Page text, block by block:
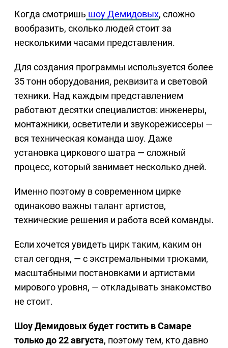
Когда смотришь шоу Демидовых, сложно
вообразить, сколько людей стоит за
несколькими часами представления.
Для создания программы используется более
35 тонн оборудования, реквизита и световой
техники. Над каждым представлением
работают десятки специалистов: инженеры,
монтажники, осветители и звукорежиссеры —
вся техническая команда шоу. Даже
установка циркового шатра — сложный
процесс, который занимает несколько дней.
Именно поэтому в современном цирке
одинаково важны талант артистов,
технические решения и работа всей команды.
Если хочется увидеть цирк таким, каким он
стал сегодня, — с экстремальными трюками,
масштабными постановками и артистами
мирового уровня, — откладывать знакомство
не стоит.
Шоу Демидовых будет гостить в Самаре
только до 22 августа, поэтому тем, кто давно